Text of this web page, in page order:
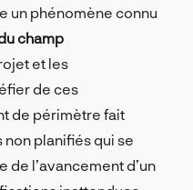
un phénomène connu
champ
et les
de ces
de périmètre fait
planifiés qui se
de l’avancement d’un